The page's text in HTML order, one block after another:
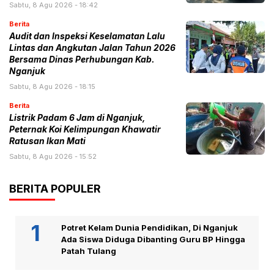
Sabtu, 8 Agu 2026 - 18:42
Berita
Audit dan Inspeksi Keselamatan Lalu
Lintas dan Angkutan Jalan Tahun 2026
Bersama Dinas Perhubungan Kab.
Nganjuk
Sabtu, 8 Agu 2026 - 18:15
Berita
Listrik Padam 6 Jam di Nganjuk,
Peternak Koi Kelimpungan Khawatir
Ratusan Ikan Mati
Sabtu, 8 Agu 2026 - 15:52
BERITA POPULER
Potret Kelam Dunia Pendidikan, Di Nganjuk
Ada Siswa Diduga Dibanting Guru BP Hingga
Patah Tulang